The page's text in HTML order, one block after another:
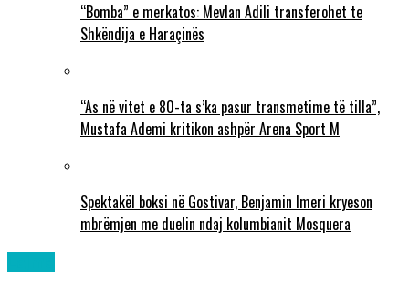
“Bomba” e merkatos: Mevlan Adili transferohet te
Shkëndija e Haraçinës
“As në vitet e 80-ta s’ka pasur transmetime të tilla”,
Mustafa Ademi kritikon ashpër Arena Sport M
Spektakël boksi në Gostivar, Benjamin Imeri kryeson
mbrëmjen me duelin ndaj kolumbianit Mosquera